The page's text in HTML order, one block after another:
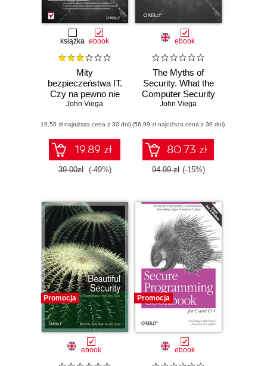
książka ebook
Mity
bezpieczeństwa IT.
Czy na pewno nie
masz się czego
John Viega
(19,50 zł najniższa cena z 30 dni)
19.89 zł
39.00zł (-49%)
ebook
The Myths of
Security. What the
Computer Security
Industry Doesn't
John Viega
(56,99 zł najniższa cena z 30 dni)
80.73 zł
94.99 zł (-15%)
Promocja
ebook
Promocja
ebook